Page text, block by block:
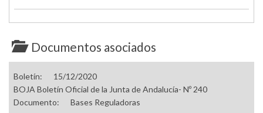
Documentos asociados
Boletín:
15/12/2020
BOJA Boletín Oficial de la Junta de Andalucía- Nº 240
Documento:
Bases Reguladoras